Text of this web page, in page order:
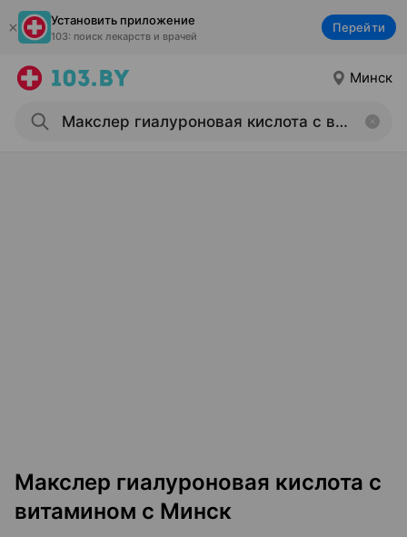
Установить приложение
103: поиск лекарств и врачей
Перейти
Минск
Макслер гиалуроновая кислота с
витамином с Минск